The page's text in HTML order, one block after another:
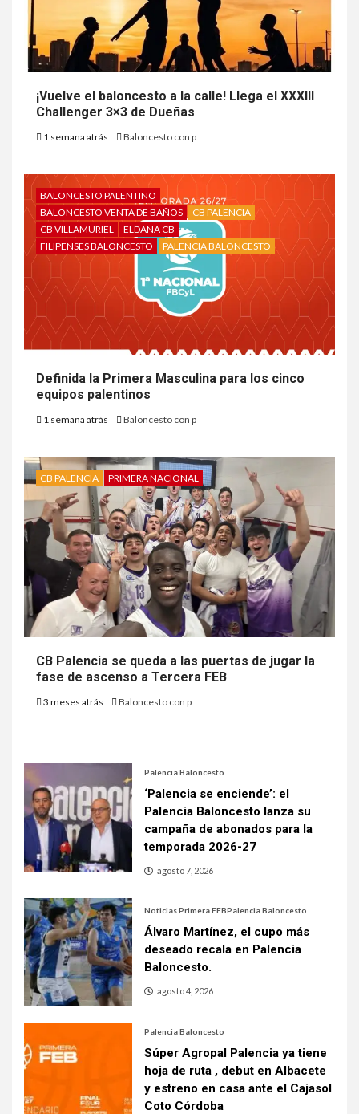
¡Vuelve el baloncesto a la calle! Llega el XXXIII
Challenger 3×3 de Dueñas
1 semana atrás Baloncesto con p
BALONCESTO PALENTINO
BALONCESTO VENTA DE BAÑOS
CB PALENCIA
CB VILLAMURIEL
ELDANA CB
FILIPENSES BALONCESTO
PALENCIA BALONCESTO
Definida la Primera Masculina para los cinco
equipos palentinos
1 semana atrás Baloncesto con p
CB PALENCIA PRIMERA NACIONAL
CB Palencia se queda a las puertas de jugar la
fase de ascenso a Tercera FEB
3 meses atrás Baloncesto con p
Palencia Baloncesto
‘Palencia se enciende’: el
Palencia Baloncesto lanza su
campaña de abonados para la
temporada 2026-27
agosto 7, 2026
Noticias Primera FEBPalencia Baloncesto
Álvaro Martínez, el cupo más
deseado recala en Palencia
Baloncesto.
agosto 4, 2026
Palencia Baloncesto
Súper Agropal Palencia ya tiene
hoja de ruta , debut en Albacete
y estreno en casa ante el Cajasol
Coto Córdoba